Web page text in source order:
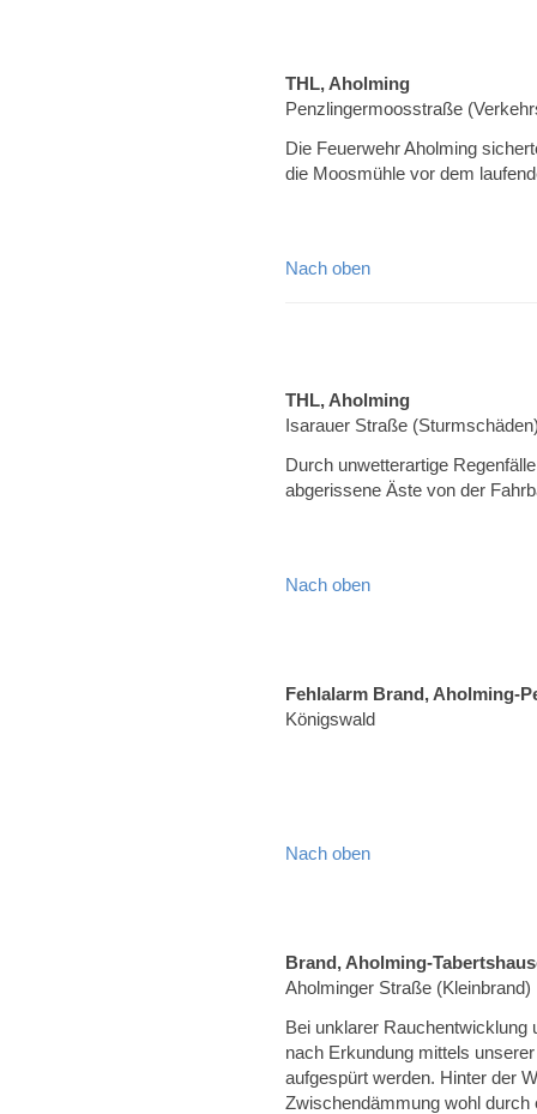
THL, Aholming
Penzlingermoosstraße
Die Feuerwehr Aholming
die Moosmühle vor dem
Nach oben
THL, Aholming
Isarauer Straße
Durch unwetterartige
abgerissene Äste von der
Nach oben
Fehlalarm Brand, Aholming-
Königswald
Nach oben
Brand, Aholming-
Aholminger Straße (Kleinbrand)
Bei unklarer
nach Erkundung mittels
aufgespürt werden. Hinter der
Zwischendämmung wohl durch